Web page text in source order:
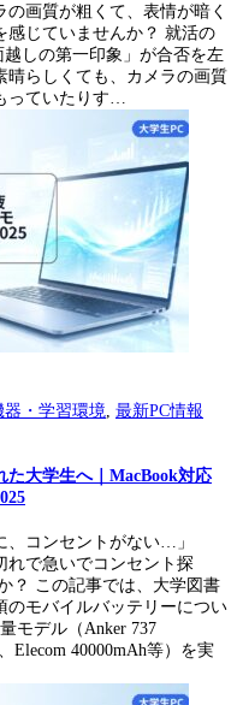
画質が粗くて、表情が暗く
じていませんか？ 就活の
しの第一印象」が合否を左
晴らしくても、カメラの画質
っていたりす…
器・学習環境 最新PC情報
た大学生へ｜MacBook対応
、コンセントがない…」
れで急いでコンセント探
？ この記事では、大学図書
のモバイルバッテリーについ
モデル（Anker 737
Elecom 40000mAh等）を実